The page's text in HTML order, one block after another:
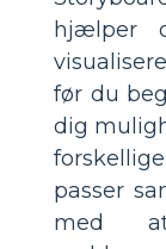
hjælper
før du
dig
passer
med at